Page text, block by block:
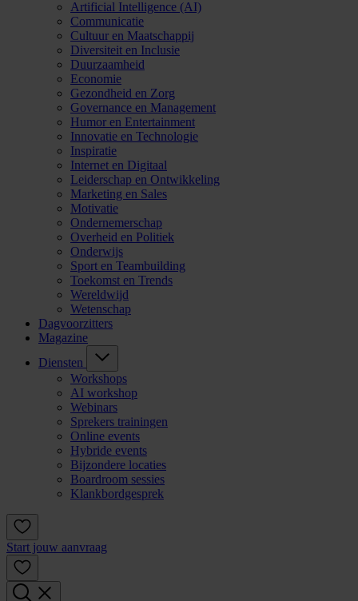
Artificial Intelligence (AI)
Communicatie
Cultuur en Maatschappij
Diversiteit en Inclusie
Duurzaamheid
Economie
Gezondheid en Zorg
Governance en Management
Humor en Entertainment
Innovatie en Technologie
Inspiratie
Internet en Digitaal
Leiderschap en Ontwikkeling
Marketing en Sales
Motivatie
Ondernemerschap
Overheid en Politiek
Onderwijs
Sport en Teambuilding
Toekomst en Trends
Wereldwijd
Wetenschap
Dagvoorzitters
Magazine
Diensten
Workshops
AI workshop
Webinars
Sprekers trainingen
Online events
Hybride events
Bijzondere locaties
Boardroom sessies
Klankbordgesprek
Start jouw aanvraag